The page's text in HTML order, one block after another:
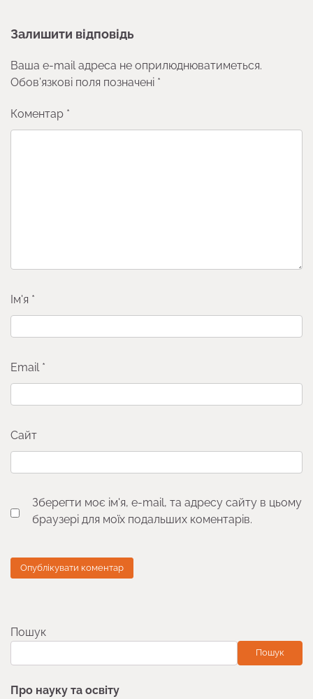
Залишити відповідь
Ваша e-mail адреса не оприлюднюватиметься.
Обов’язкові поля позначені *
Коментар *
Ім'я *
Email *
Сайт
Зберегти моє ім'я, e-mail, та адресу сайту в цьому
браузері для моїх подальших коментарів.
Пошук
Пошук
Про науку та освіту